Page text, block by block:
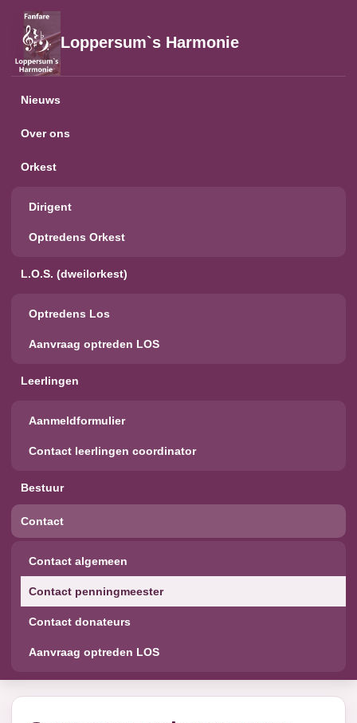
Loppersum`s Harmonie
Nieuws
Over ons
Orkest
Dirigent
Optredens Orkest
L.O.S. (dweilorkest)
Optredens Los
Aanvraag optreden LOS
Leerlingen
Aanmeldformulier
Contact leerlingen coordinator
Bestuur
Contact
Contact algemeen
Contact penningmeester
Contact donateurs
Aanvraag optreden LOS